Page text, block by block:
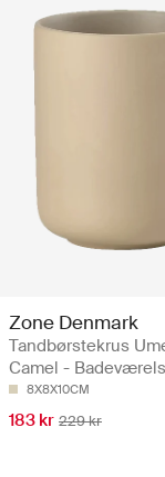
Zone Denmark
Tandbørstekrus
Camel -
8X8X10CM
183 kr 229 kr